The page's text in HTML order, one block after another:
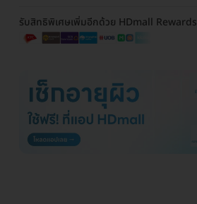
รับสิทธิพิเศษเพิ่มอีกด้วย HDmall Rewards